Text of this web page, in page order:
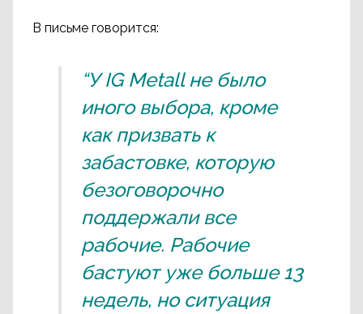
В письме говорится:
“У IG Metall не было
иного выбора, кроме
как призвать к
забастовке, которую
безоговорочно
поддержали все
рабочие. Рабочие
бастуют уже больше 13
недель, но ситуация